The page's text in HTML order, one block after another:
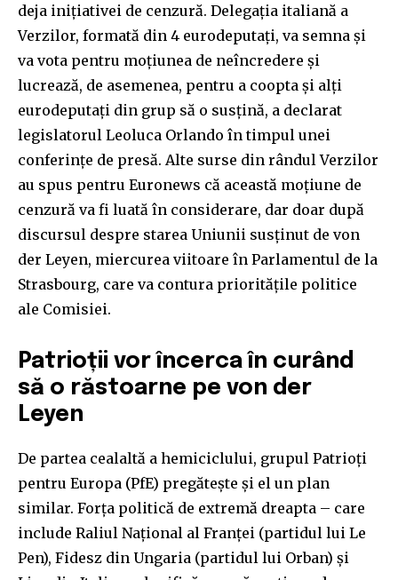
deja inițiativei de cenzură. Delegația italiană a
Verzilor, formată din 4 eurodeputați, va semna și
va vota pentru moțiunea de neîncredere și
lucrează, de asemenea, pentru a coopta și alți
eurodeputați din grup să o susțină, a declarat
legislatorul Leoluca Orlando în timpul unei
conferințe de presă. Alte surse din rândul Verzilor
au spus pentru Euronews că această moțiune de
cenzură va fi luată în considerare, dar doar după
discursul despre starea Uniunii susținut de von
der Leyen, miercurea viitoare în Parlamentul de la
Strasbourg, care va contura prioritățile politice
ale Comisiei.
Patrioții vor încerca în curând
să o răstoarne pe von der
Leyen
De partea cealaltă a hemiciclului, grupul Patrioți
pentru Europa (PfE) pregătește și el un plan
similar. Forța politică de extremă dreapta – care
include Raliul Național al Franței (partidul lui Le
Pen), Fidesz din Ungaria (partidul lui Orban) și